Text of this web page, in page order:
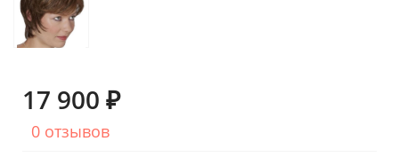
17 900 ₽
0 отзывов